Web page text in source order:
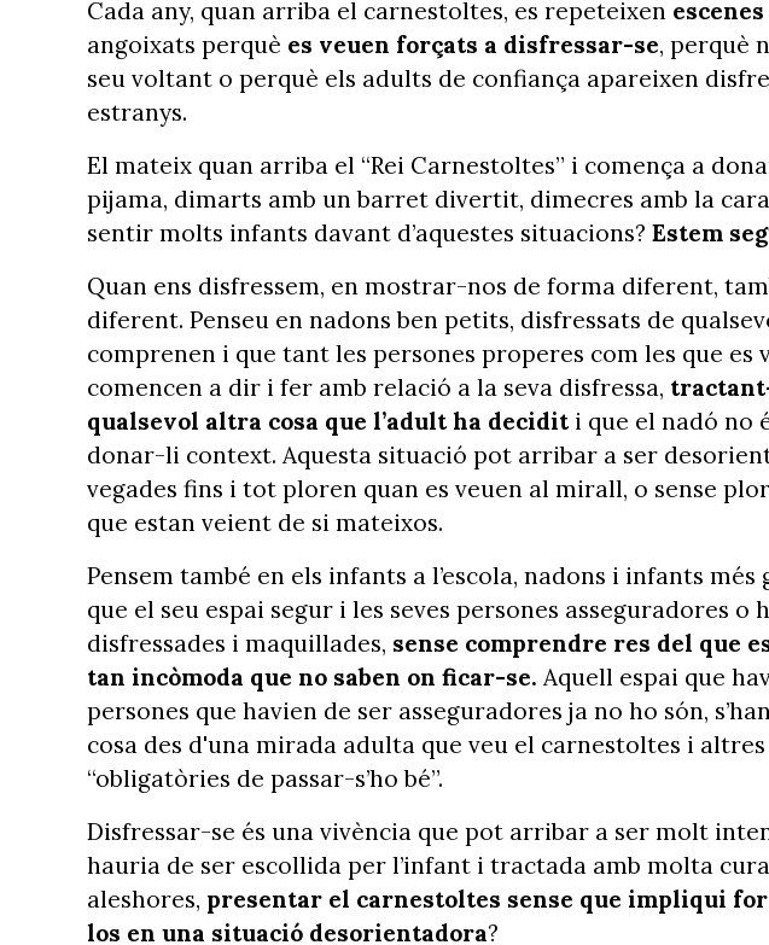
Cada any, quan arriba el carnestoltes, es repeteixen
angoixats perquè es veuen forçats a disfressar-se, perquè
seu voltant o perquè els adults de confiança apareixen
estranys.
El mateix quan arriba el “Rei Carnestoltes” i comença a
pijama, dimarts amb un barret divertit, dimecres amb la
sentir molts infants davant d’aquestes situacions? Estem
Quan ens disfressem, en mostrar-nos de forma diferent,
diferent. Penseu en nadons ben petits, disfressats de
comprenen i que tant les persones properes com les que
comencen a dir i fer amb relació a la seva disfressa,
qualsevol altra cosa que l’adult ha deciditi que el nadó no
donar-li context. Aquesta situació pot arribar a ser
vegades fins i tot ploren quan es veuen al mirall, o sense
que estan veient de si mateixos.
Pensem també en els infants a l’escola, nadons i infants
que el seu espai segur i les seves persones asseguradores
disfressades i maquillades, sense comprendre res del que
tan incòmoda que no saben on ficar-se. Aquell espai que
persones que havien de ser asseguradores ja no ho són,
cosa des d'una mirada adulta que veu el carnestoltes i
“obligatòries de passar-s’ho bé”.
Disfressar-se és una vivència que pot arribar a ser molt
hauria de ser escollida per l’infant i tractada amb molta cura
aleshores, presentar el carnestoltes sense que impliqui
los en una situació desorientadora?